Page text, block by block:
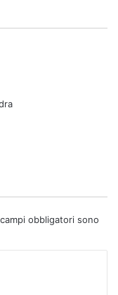
obbligatori sono